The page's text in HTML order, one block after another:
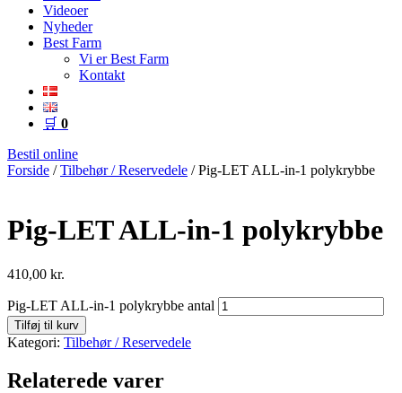
Videoer
Nyheder
Best Farm
Vi er Best Farm
Kontakt
🛒 0
Bestil online
Forside /Tilbehør / Reservedele / Pig-LET ALL-in-1 polykrybbe
Pig-LET ALL-in-1 polykrybbe
410,00 kr.
Pig-LET ALL-in-1 polykrybbe antal
Tilføj til kurv
Kategori: Tilbehør / Reservedele
Relaterede varer